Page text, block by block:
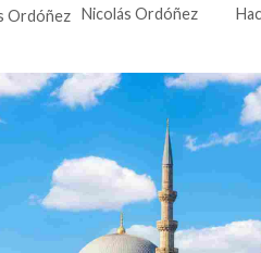
Nicolás Ordóñez